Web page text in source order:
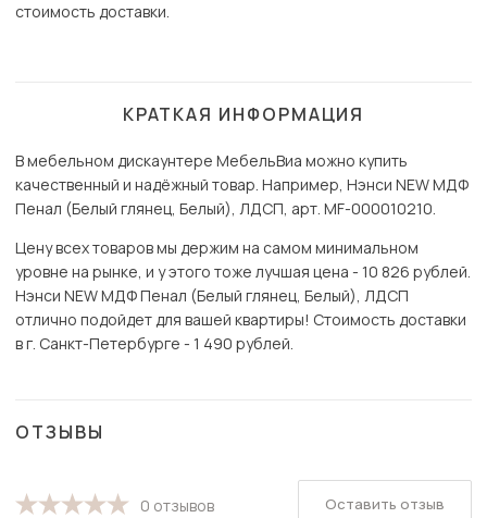
стоимость доставки.
КРАТКАЯ ИНФОРМАЦИЯ
В мебельном дискаунтере МебельВиа можно купить
качественный и надёжный товар. Например, Нэнси NEW МДФ
Пенал (Белый глянец, Белый), ЛДСП, арт. MF-000010210.
Цену всех товаров мы держим на самом минимальном
уровне на рынке, и у этого тоже лучшая цена - 10 826 рублей.
Нэнси NEW МДФ Пенал (Белый глянец, Белый), ЛДСП
отлично подойдет для вашей квартиры! Стоимость доставки
в г. Санкт-Петербурге - 1 490 рублей.
ОТЗЫВЫ
0 отзывов Оставить отзыв